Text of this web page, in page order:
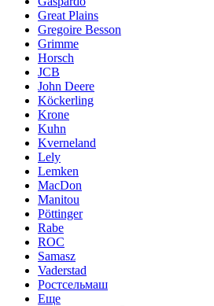
Great Plains
Gregoire Besson
Grimme
Horsch
JCB
John Deere
Köckerling
Krone
Kuhn
Kverneland
Lely
Lemken
MacDon
Manitou
Pöttinger
Rabe
ROC
Samasz
Vaderstad
Ростсельмаш
Еще